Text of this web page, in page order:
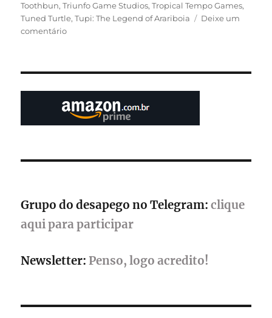
Toothbun,Triunfo Game Studios,Tropical Tempo Games,
Tuned Turtle,Tupi: The Legend of Arariboia
Deixe um
comentárioem
Geral
da
área
Grupo do desapego no Telegram: clique
aqui para participar
Newsletter: Penso, logo acredito!